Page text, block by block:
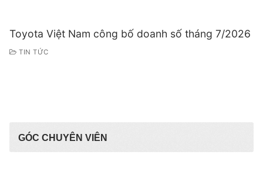
Toyota Việt Nam công bố doanh số tháng 7/2026
TIN TỨC
GÓC CHUYÊN VIÊN